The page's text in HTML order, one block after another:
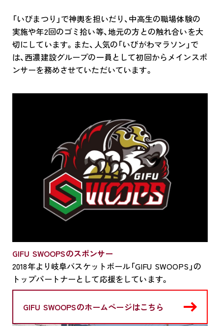
「いびまつり」で神輿を担いだり、中高生の職場体験の
実施や年2回のゴミ拾い等、地元の方との触れ合いを大
切にしています。また、人気の「いびがわマラソン」で
は、西濃建設グループの一員として初回からメインスポ
ンサーを務めさせていただいています。
GIFU SWOOPSのスポンサー
2018年より岐阜バスケットボール「GIFU SWOOPS」の
トップパートナーとして応援をしています。
GIFU SWOOPSのホームページはこちら